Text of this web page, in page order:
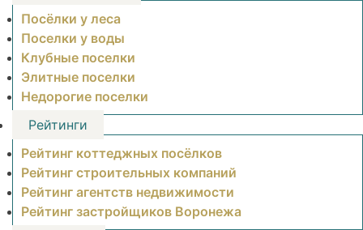
Посёлки у леса
Поселки у воды
Клубные поселки
Элитные поселки
Недорогие поселки
Рейтинги
Рейтинг коттеджных посёлков
Рейтинг строительных компаний
Рейтинг агентств недвижимости
Рейтинг застройщиков Воронежа